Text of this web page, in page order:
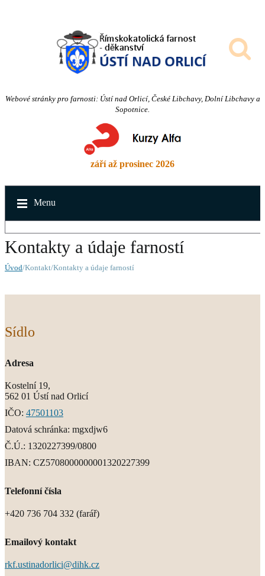
Webové stránky pro farnosti: Ústí nad Orlicí, České Libchavy, Dolní Libchavy a
Sopotnice.
září až prosinec 2026
Menu
Kontakty a údaje farností
Úvod/Kontakt/Kontakty a údaje farností
Sídlo
Adresa
Kostelní 19,
562 01 Ústí nad Orlicí
IČO: 47501103
Datová schránka: mgxdjw6
Č.Ú.: 1320227399/0800
IBAN: CZ5708000000001320227399
Telefonní čísla
+420 736 704 332 (farář)
Emailový kontakt
rkf.ustinadorlici@dihk.cz